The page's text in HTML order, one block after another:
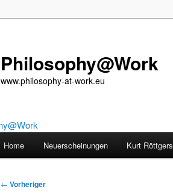
Philosophy@Work
www.philosophy-at-work.eu
Home Neuerscheinungen Kurt Röttgers
Beitragsnavigation
← Vorheriger